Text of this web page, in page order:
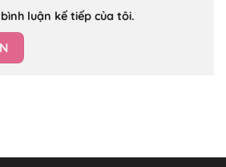
luận kế tiếp của tôi.